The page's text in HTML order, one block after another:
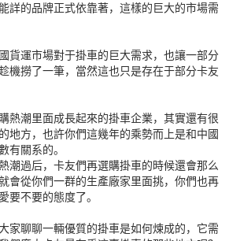
詳的品牌正式依靠著，這樣的巨大的市場需
貨運市場對于掛車的巨大需求，也讓一部分
機撈了一筆，當然這也只是存在于部分卡友
熱潮里面成長起來的掛車企業，其實還有很
地方，也許你們這幾年的乘勢而上是和中國
有關系的。
潮過后，卡友們再選購掛車的時候還會那么
會從你們一群的生產廠家里面挑，你們也再
要不要的態度了。
家聊聊一輛優質的掛車是如何煉成的，它需